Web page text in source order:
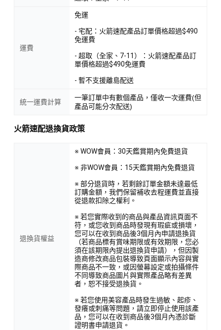
運費
免運
- 宅配：火箭速配產品訂單價格超過$490
免運費
- 超取（全家、7-11）：火箭速配產品訂
單價格超過$490免運費
- 暫不支援離島配送
統一運費計算
一筆訂單中有數個產品，僅收一次運費(但
產品可能分次配送)
火箭速配退換貨政策
退換貨權益
※ WOW會員：30天鑑賞期內免費退貨
※ 非WOW會員：15天鑑賞期內免費退貨
※ 部分退貨時，若剩餘訂單金額未達最低
訂購金額，我們保留補收去程運費並直接
從退款扣除之權利。
※ 若您實際收到的商品與產品資訊頁面不
符，或您收到商品時發現有瑕疵或損壞，
您可以在收到商品後3個月內申請退換貨
（若商品標有賞味期限或有效期限，您必
須在該期限內提出退換貨申請），但因製
造商修改商品包裝導致頁面顯示內容與實
際商品不一致，或因螢幕設定或拍攝條件
不同導致商品圖片與實際產品略有差異
者，恕不接受退換貨。
※ 若您使用美容產品時發生過敏、起疹、
發癢或刺痛等問題，請立即停止使用該產
品，您可以在收到商品後3個月內憑診斷
證明書申請退貨。